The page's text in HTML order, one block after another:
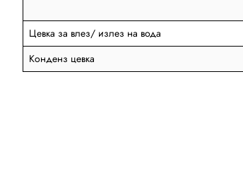
Цевка за влез/ излез на вода
Конденз цевка